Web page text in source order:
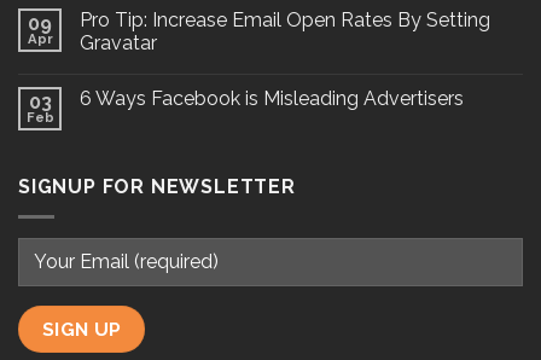
09
Apr
Pro Tip: Increase Email Open Rates By Setting
Gravatar
03
Feb
6 Ways Facebook is Misleading Advertisers
SIGNUP FOR NEWSLETTER